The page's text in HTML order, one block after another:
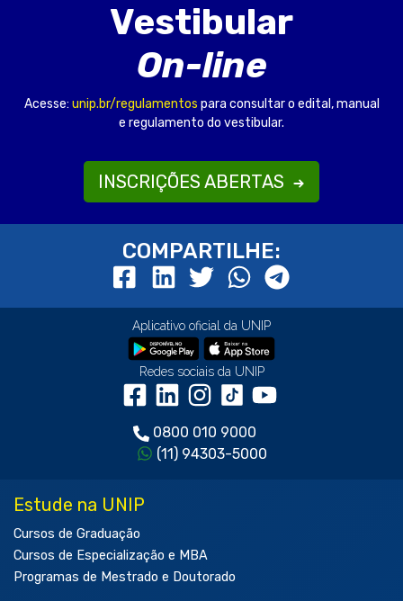
Vestibular
On-line
Acesse: unip.br/regulamentos para consultar o edital, manual
e regulamento do vestibular.
INSCRIÇÕES ABERTAS
COMPARTILHE:
Aplicativo oficial da UNIP
Redes sociais da UNIP
0800 010 9000
(11) 94303-5000
Estude na UNIP
Cursos de Graduação
Cursos de Especialização e MBA
Programas de Mestrado e Doutorado